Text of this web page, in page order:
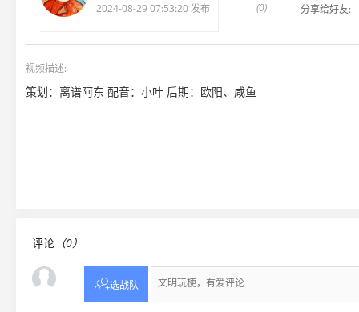
2024-08-29 07:53:20 发布 (0) 分享给好友:
视频描述:
策划：离谱阿东 配音：小叶 后期：欧阳、咸鱼
评论 （0）
选战队